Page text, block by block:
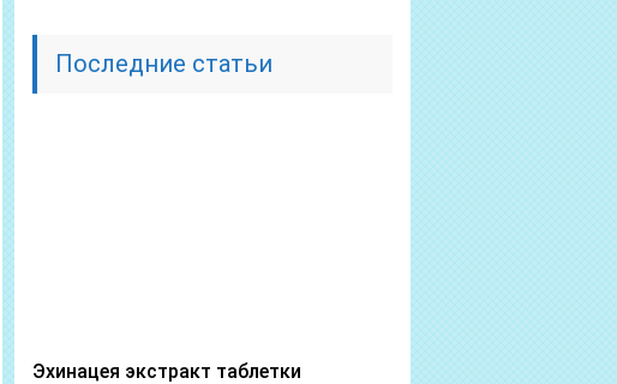
Последние статьи
Эхинацея экстракт таблетки